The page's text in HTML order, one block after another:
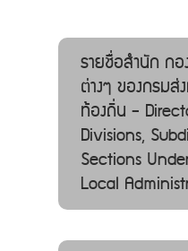
รายชื่อสำนัก กอ
ต่างๆ ของกรมส่
ท้องถิ่น -
Divisions,
Sections
Local